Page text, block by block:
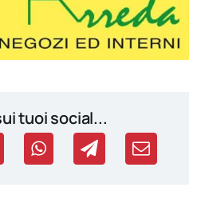
tuoi social...